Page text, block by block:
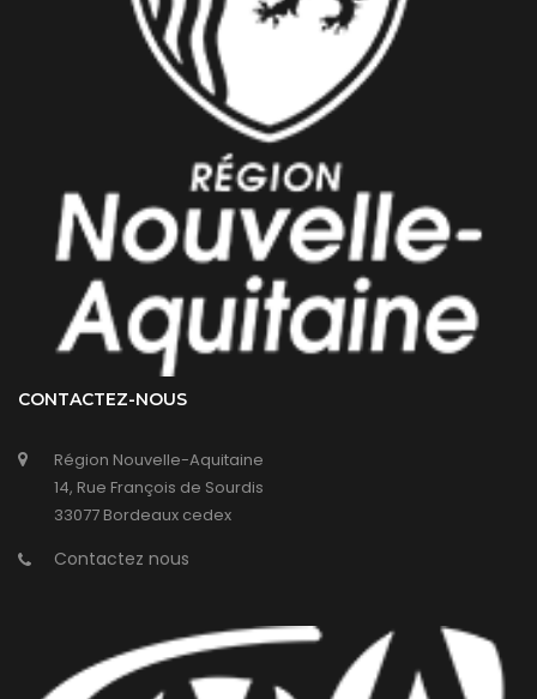
CONTACTEZ-NOUS
Région Nouvelle-Aquitaine
14, Rue François de Sourdis
33077 Bordeaux cedex
Contactez nous